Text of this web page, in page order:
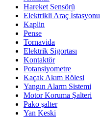
Hareket Sensörü
Elektrikli Araç İstasyonu
Kaplin
Pense
Tornavida
Elektrik Sigortası
Kontaktör
Potansiyometre
Kaçak Akım Rölesi
Yangın Alarm Sistemi
Motor Koruma Şalteri
Pako şalter
Yan Keski